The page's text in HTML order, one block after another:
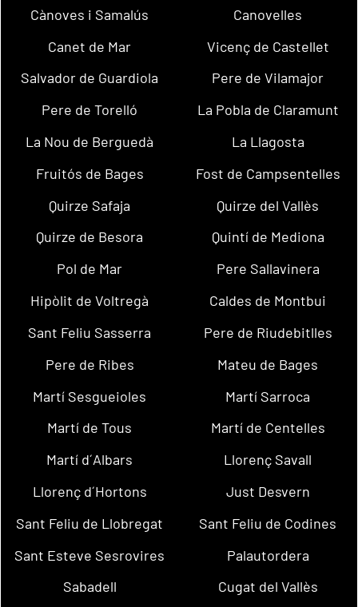
Cànoves i Samalús
Canovelles
Canet de Mar
Vicenç de Castellet
Salvador de Guardiola
Pere de Vilamajor
Pere de Torelló
La Pobla de Claramunt
La Nou de Berguedà
La Llagosta
Fruitós de Bages
Fost de Campsentelles
Quirze Safaja
Quirze del Vallès
Quirze de Besora
Quintí de Mediona
Pol de Mar
Pere Sallavinera
Hipòlit de Voltregà
Caldes de Montbui
Sant Feliu Sasserra
Pere de Riudebitlles
Pere de Ribes
Mateu de Bages
Martí Sesgueioles
Martí Sarroca
Martí de Tous
Martí de Centelles
Martí d´Albars
Llorenç Savall
Llorenç d´Hortons
Just Desvern
Sant Feliu de Llobregat
Sant Feliu de Codines
Sant Esteve Sesrovires
Palautordera
Sabadell
Cugat del Vallès